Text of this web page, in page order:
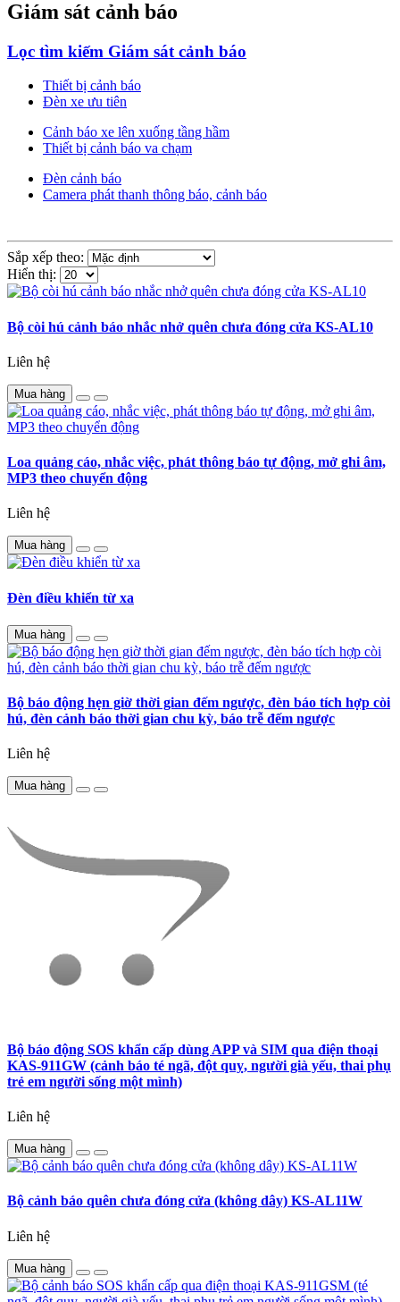
Giám sát cảnh báo
Lọc tìm kiếm Giám sát cảnh báo
Thiết bị cảnh báo
Đèn xe ưu tiên
Cảnh báo xe lên xuống tầng hầm
Thiết bị cảnh báo va chạm
Đèn cảnh báo
Camera phát thanh thông báo, cảnh báo
Sắp xếp theo:
Hiển thị:
Bộ còi hú cảnh báo nhắc nhở quên chưa đóng cửa KS-AL10
Liên hệ
Mua hàng
Loa quảng cáo, nhắc việc, phát thông báo tự động, mở ghi âm,
MP3 theo chuyển động
Liên hệ
Mua hàng
Đèn điều khiển từ xa
Mua hàng
Bộ báo động hẹn giờ thời gian đếm ngược, đèn báo tích hợp còi
hú, đèn cảnh báo thời gian chu kỳ, báo trễ đếm ngược
Liên hệ
Mua hàng
Bộ báo động SOS khẩn cấp dùng APP và SIM qua điện thoại
KAS-911GW (cảnh báo té ngã, đột quỵ, người già yếu, thai phụ
trẻ em người sống một mình)
Liên hệ
Mua hàng
Bộ cảnh báo quên chưa đóng cửa (không dây) KS-AL11W
Liên hệ
Mua hàng